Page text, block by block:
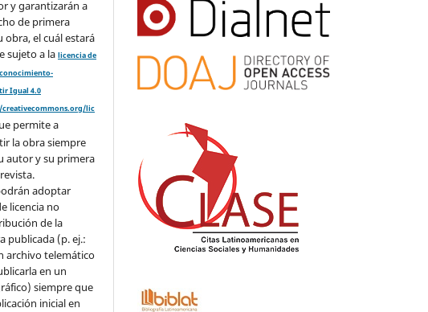
y garantizarán a
de primera
obra, el cuál estará
sujeto a lalicencia de
Igual 4.0
lic
permite a
la obra siempre
autor y su primera
adoptar
licencia no
de la
publicada (p. ej.:
archivo telemático
en un
siempre que
inicial en